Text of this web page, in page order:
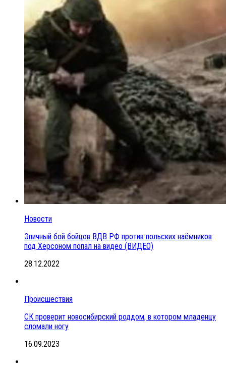
Новости
Эпичный бой бойцов ВДВ РФ против польских наёмников
под Херсоном попал на видео (ВИДЕО)
28.12.2022
Происшествия
СК проверит новосибирский роддом, в котором младенцу
сломали ногу
16.09.2023